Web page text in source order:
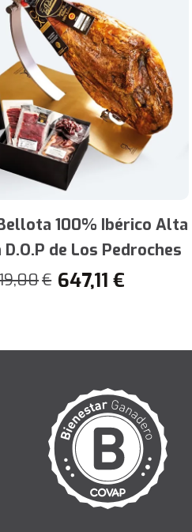
100% Ibérico Alta
de Los Pedroches
€ 647,11 €